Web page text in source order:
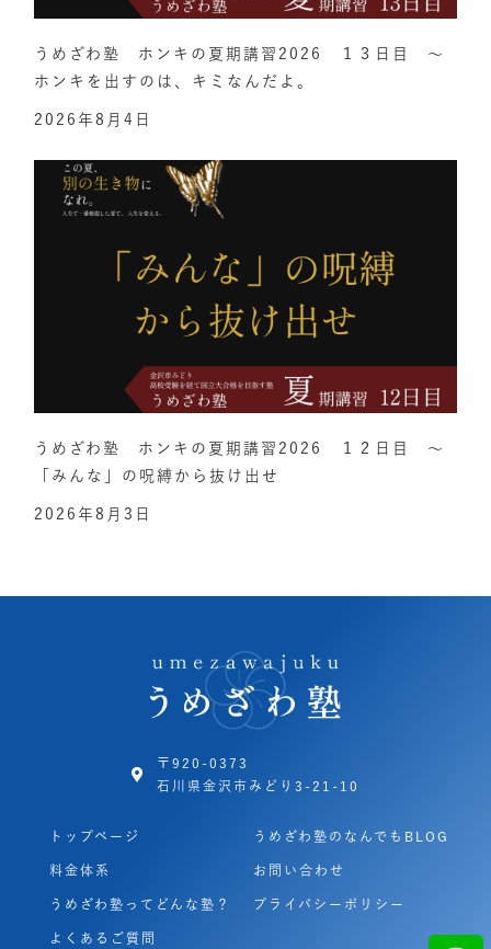
うめざわ塾 ホンキの夏期講習2026 １３日目 ～
ホンキを出すのは、キミなんだよ。
2026年8月4日
うめざわ塾 ホンキの夏期講習2026 １２日目 ～
「みんな」の呪縛から抜け出せ
2026年8月3日
〒920-0373
石川県金沢市みどり3-21-10
トップページ
料金体系
うめざわ塾ってどんな塾？
よくあるご質問
うめざわ塾のなんでもBLOG
お問い合わせ
プライバシーポリシー